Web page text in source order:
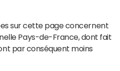
sur cette page concernent
Pays-de-France, dont fait
par conséquent moins